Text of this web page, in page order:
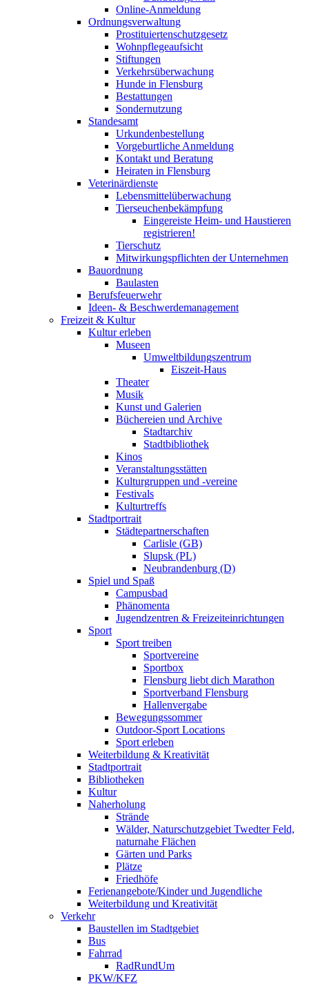
Online-Anmeldung
Ordnungsverwaltung
Prostituiertenschutzgesetz
Wohnpflegeaufsicht
Stiftungen
Verkehrsüberwachung
Hunde in Flensburg
Bestattungen
Sondernutzung
Standesamt
Urkundenbestellung
Vorgeburtliche Anmeldung
Kontakt und Beratung
Heiraten in Flensburg
Veterinärdienste
Lebensmittelüberwachung
Tierseuchenbekämpfung
Eingereiste Heim- und Haustieren
registrieren!
Tierschutz
Mitwirkungspflichten der Unternehmen
Bauordnung
Baulasten
Berufsfeuerwehr
Ideen- & Beschwerdemanagement
Freizeit & Kultur
Kultur erleben
Museen
Umweltbildungszentrum
Eiszeit-Haus
Theater
Musik
Kunst und Galerien
Büchereien und Archive
Stadtarchiv
Stadtbibliothek
Kinos
Veranstaltungsstätten
Kulturgruppen und -vereine
Festivals
Kulturtreffs
Stadtportrait
Städtepartnerschaften
Carlisle (GB)
Slupsk (PL)
Neubrandenburg (D)
Spiel und Spaß
Campusbad
Phänomenta
Jugendzentren & Freizeiteinrichtungen
Sport
Sport treiben
Sportvereine
Sportbox
Flensburg liebt dich Marathon
Sportverband Flensburg
Hallenvergabe
Bewegungssommer
Outdoor-Sport Locations
Sport erleben
Weiterbildung & Kreativität
Stadtportrait
Bibliotheken
Kultur
Naherholung
Strände
Wälder, Naturschutzgebiet Twedter Feld,
naturnahe Flächen
Gärten und Parks
Plätze
Friedhöfe
Ferienangebote/Kinder und Jugendliche
Weiterbildung und Kreativität
Verkehr
Baustellen im Stadtgebiet
Bus
Fahrrad
RadRundUm
PKW/KFZ